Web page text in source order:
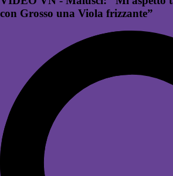
con Grosso una Viola frizzante”